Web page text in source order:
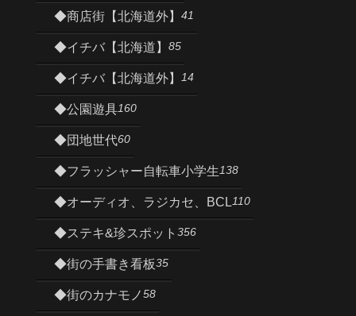
◆商店街【北海道外】 41
◆イチバ【北海道】 85
◆イチバ【北海道外】 14
◆公園遊具160
◆団地世代60
◆フラッシャー自転車小学生138
◆オーディオ、ラジカセ、BCL110
◆ステキ&珍スポット 356
◆街の手書き看板35
◆街のカナモノ58